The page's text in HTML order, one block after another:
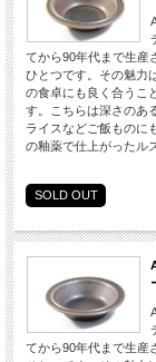
てから90年代まで生産
ひとつです。その魅力
の食卓にも良く合うこ
す。こちらは深さのあ
ライスなどご飯ものに
の釉薬で仕上がったル
SOLD OUT
てから90年代まで生産